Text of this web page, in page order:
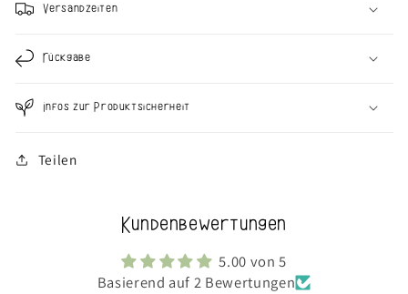
Versandzeiten
Rückgabe
Infos zur Produktsicherheit
Teilen
Kundenbewertungen
5.00 von 5
Basierend auf 2 Bewertungen